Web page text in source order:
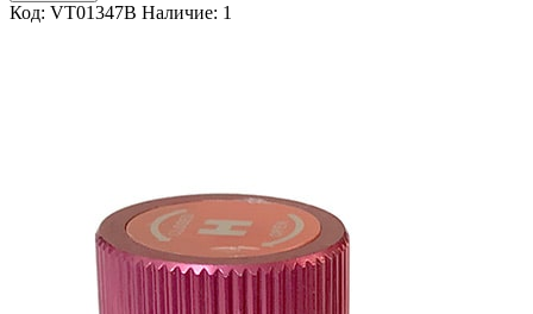
Код: VT01347B Наличие: 1